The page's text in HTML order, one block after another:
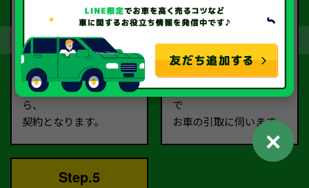
契約
査定額に
ご納得いただけました
ら、
契約となります。
お引取り
ご指定いただいた場所ま
で
お車の引取に伺います。
Step.5
✕